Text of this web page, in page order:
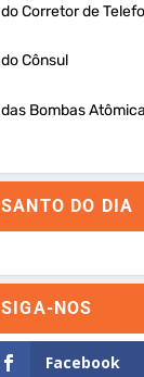
do Corretor de
do Cônsul
das Bombas
SANTO DO DIA
SIGA-NOS
Facebook